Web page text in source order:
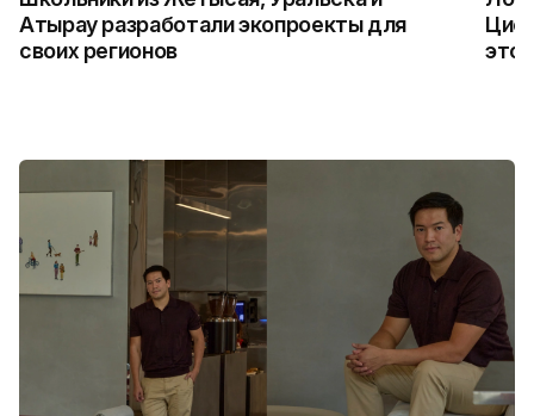
Атырау разработали экопроекты для
своих регионов
это